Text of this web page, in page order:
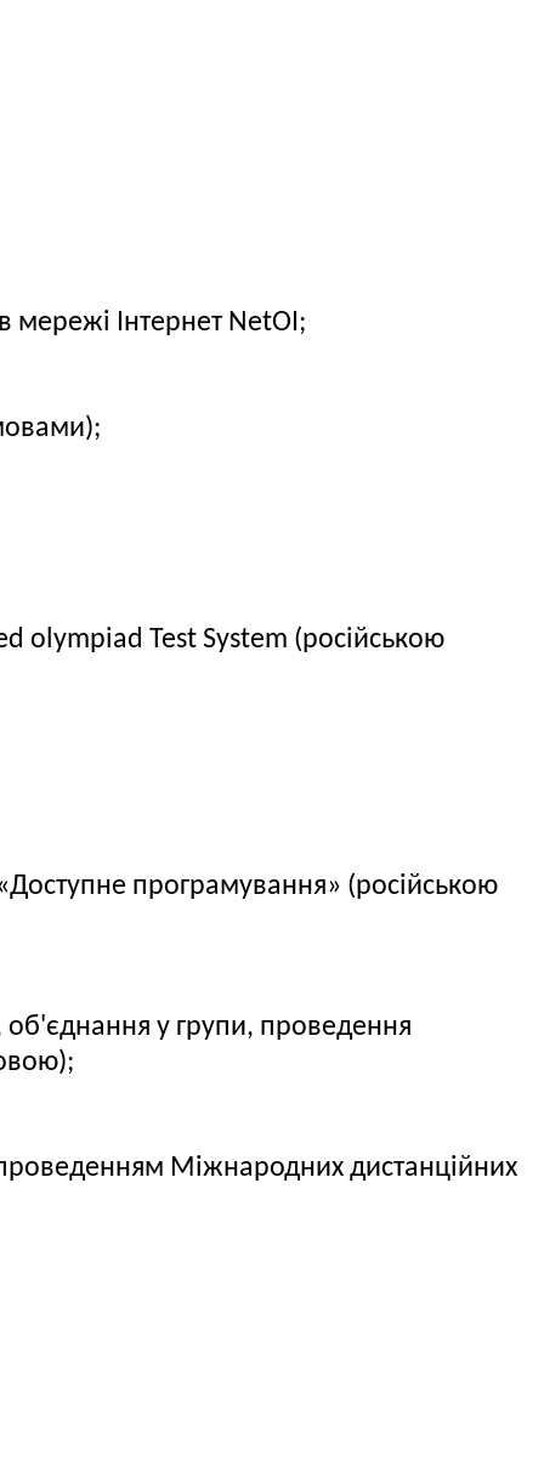
мережі Інтернет NetOI;
olympiad Test System (російською
програмування» (російською
об'єднання у групи, проведення
проведенням Міжнародних дистанційних